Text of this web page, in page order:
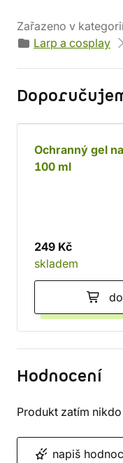
Zařazeno v
Larp a cosplay
Ochranný gel
100 ml
249 Kč
skladem
Hodnocení
Produkt zatím
napiš